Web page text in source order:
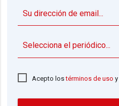
Acepto lostérminos de uso